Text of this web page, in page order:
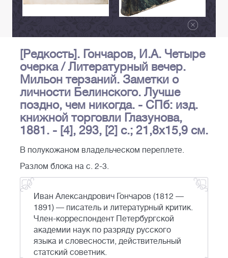
[Редкость]. Гончаров, И.А. Четыре
очерка / Литературный вечер.
Мильон терзаний. Заметки о
личности Белинского. Лучше
поздно, чем никогда. - СПб: изд.
книжной торговли Глазунова,
1881. - [4], 293, [2] с.; 21,8х15,9 см.
В полукожаном владельческом переплете.
Разлом блока на с. 2-3.
Иван Александрович Гончаров (1812 —
1891) — писатель и литературный критик.
Член-корреспондент Петербургской
академии наук по разряду русского
языка и словесности, действительный
статский советник.